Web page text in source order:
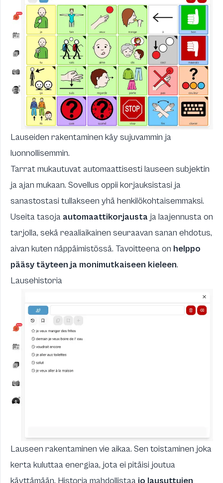
Lauseiden rakentaminen käy sujuvammin ja
luonnollisemmin.
Tarrat mukautuvat automaattisesti lauseen subjektin
ja ajan mukaan. Sovellus oppii korjauksistasi ja
sanastostasi tullakseen yhä henkilökohtaisemmaksi.
Useita tasoja automaattikorjausta ja laajennusta on
tarjolla, sekä reaaliaikainen seuraavan sanan ehdotus,
aivan kuten näppäimistössä. Tavoitteena on helppo
pääsy täyteen ja monimutkaiseen kieleen.
Lausehistoria
Lauseen rakentaminen vie aikaa. Sen toistaminen joka
kerta kuluttaa energiaa, jota ei pitäisi joutua
käyttämään. Historia mahdollistaa jo lausuttujen